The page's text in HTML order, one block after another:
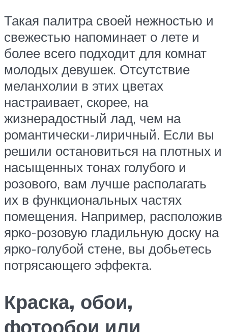
Такая палитра своей нежностью и
свежестью напоминает о лете и
более всего подходит для комнат
молодых девушек. Отсутствие
меланхолии в этих цветах
настраивает, скорее, на
жизнерадостный лад, чем на
романтически-лиричный. Если вы
решили остановиться на плотных и
насыщенных тонах голубого и
розового, вам лучше располагать
их в функциональных частях
помещения. Например, расположив
ярко-розовую гладильную доску на
ярко-голубой стене, вы добьетесь
потрясающего эффекта.
Краска, обои,
фотообои или